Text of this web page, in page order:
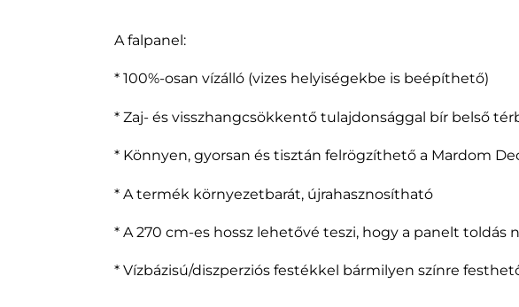
A falpanel:
* 100%-osan vízálló (vizes helyiségekbe is beépíthető)
* Zaj- és visszhangcsökkentő tulajdonsággal bír belső
* Könnyen, gyorsan és tisztán felrögzíthető a Mardom
* A termék környezetbarát, újrahasznosítható
* A 270 cm-es hossz lehetővé teszi, hogy a panelt
* Vízbázisú/diszperziós festékkel bármilyen színre